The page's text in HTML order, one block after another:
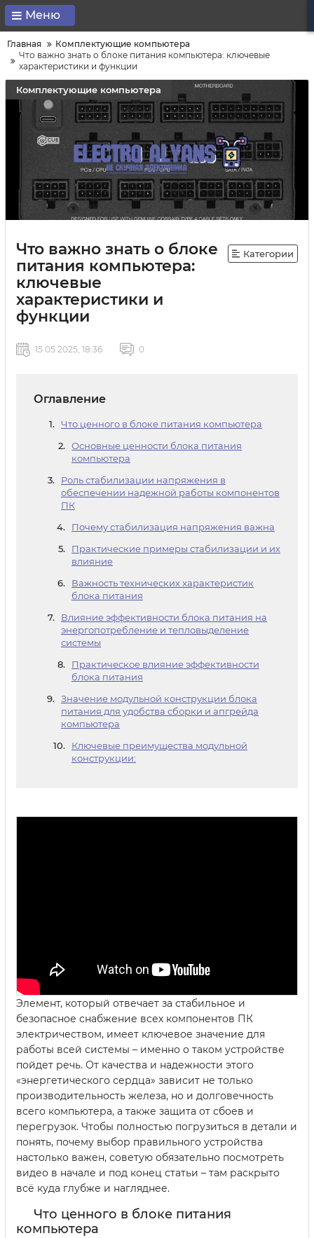
Меню
Главная
Комплектующие компьютера
Что важно знать о блоке питания компьютера: ключевые
характеристики и функции
Комплектующие компьютера
Что важно знать о блоке
питания компьютера:
ключевые
характеристики и
функции
Категории
15 05 2025, 18:36 0
Оглавление
Что ценного в блоке питания компьютера
Основные ценности блока питания
компьютера
Роль стабилизации напряжения в
обеспечении надежной работы компонентов
ПК
Почему стабилизация напряжения важна
Практические примеры стабилизации и их
влияние
Важность технических характеристик
блока питания
Влияние эффективности блока питания на
энергопотребление и тепловыделение
системы
Практическое влияние эффективности
блока питания
Значение модульной конструкции блока
питания для удобства сборки и апгрейда
компьютера
Ключевые преимущества модульной
конструкции:
Элемент, который отвечает за стабильное и
безопасное снабжение всех компонентов ПК
электричеством, имеет ключевое значение для
работы всей системы – именно о таком устройстве
пойдет речь. От качества и надежности этого
«энергетического сердца» зависит не только
производительность железа, но и долговечность
всего компьютера, а также защита от сбоев и
перегрузок. Чтобы полностью погрузиться в детали и
понять, почему выбор правильного устройства
настолько важен, советую обязательно посмотреть
видео в начале и под конец статьи – там раскрыто
всё куда глубже и нагляднее.
Что ценного в блоке питания
компьютера